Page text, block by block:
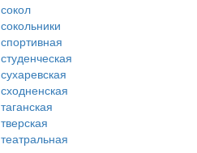
сокол
сокольники
спортивная
студенческая
сухаревская
сходненская
таганская
тверская
театральная